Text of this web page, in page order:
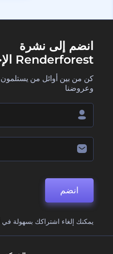
انضم إلى نشرة
Renderforest الإخبارية
كن من بين أوائل من يستلمون
وعروضنا
انضم
يمكنك إلغاء اشتراكك بسهولة